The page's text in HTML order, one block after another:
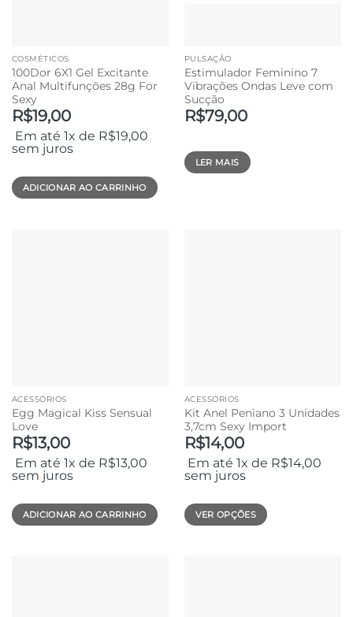
COSMÉTICOS
100Dor 6X1 Gel Excitante
Anal Multifunções 28g For
Sexy
R$19,00
Em até 1x de R$19,00
sem juros
ADICIONAR AO CARRINHO
PULSAÇÃO
Estimulador Feminino 7
Vibrações Ondas Leve com
Sucção
R$79,00
LER MAIS
ACESSÓRIOS
Egg Magical Kiss Sensual
Love
R$13,00
Em até 1x de R$13,00
sem juros
ADICIONAR AO CARRINHO
ACESSÓRIOS
Kit Anel Peniano 3 Unidades
3,7cm Sexy Import
R$14,00
Em até 1x de R$14,00
sem juros
VER OPÇÕES